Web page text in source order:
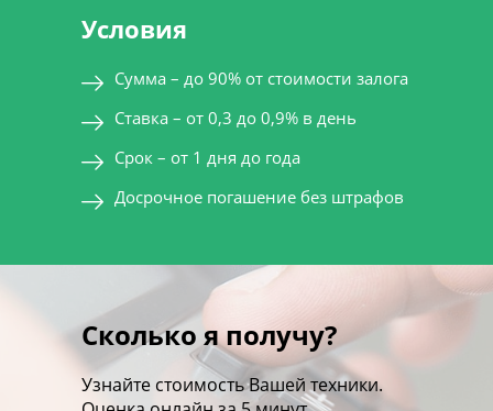
Условия
Сумма – до 90% от стоимости залога
Ставка – от 0,3 до 0,9% в день
Срок – от 1 дня до года
Досрочное погашение без штрафов
Сколько я получу?
Узнайте стоимость Вашей техники.